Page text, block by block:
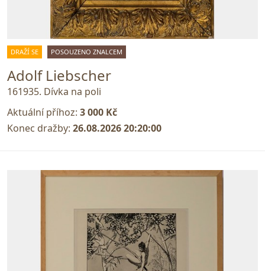
DRAŽÍ SE POSOUZENO ZNALCEM
Adolf Liebscher
161935. Dívka na poli
Aktuální příhoz: 3 000 Kč
Konec dražby: 26.08.2026 20:20:00